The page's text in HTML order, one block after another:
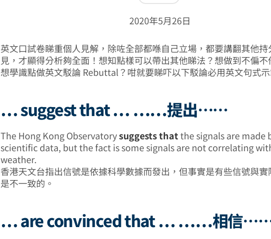
2020年5月26日
英文口試卷睇重個人見解，除咗全部都喺自己立場，都要講翻其他持
見，才顯得分析夠全面！想知點樣可以帶出其他睇法？想做到不偏
想學識點做英文駁論 Rebuttal？咁就要睇吓以下駁論必用英文句式
… suggest that … ……提出……
The Hong Kong Observatorysuggests thatthe signals are made
scientific data, but the fact is some signals are not correlating
weather.
香港天文台指出信號是依據科學數據而發出，但事實是有些信號與
是不一致的。
… are convinced that … ……相信